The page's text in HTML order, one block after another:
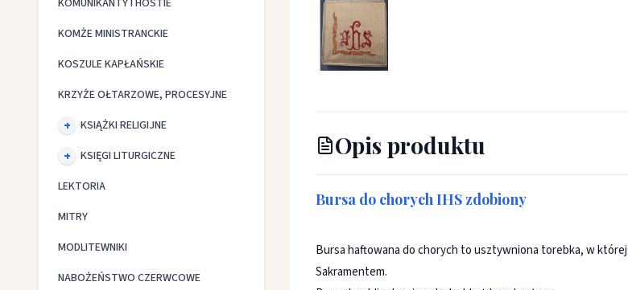
KOMUNIKANTY I HOSTIE
KOMŻE MINISTRANCKIE
KOSZULE KAPŁAŃSKIE
KRZYŻE OŁTARZOWE, PROCESYJNE
KSIĄŻKI RELIGIJNE
KSIĘGI LITURGICZNE
LEKTORIA
MITRY
MODLITEWNIKI
NABOŻEŃSTWO CZERWCOWE
Opis produktu
Bursa do chorych IHS zdobiony
Bursa haftowana do chorych to usztywniona torebka, w
Sakramentem.